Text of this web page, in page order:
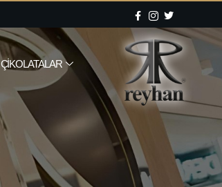
ÇIKOLATALAR